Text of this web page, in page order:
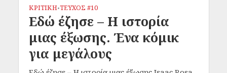
ΚΡΙΤΙΚΗ•ΤΕΥΧΟΣ #10
Εδώ έζησε – Η ιστορία
μιας έξωσης. Ένα κόμικ
για μεγάλους